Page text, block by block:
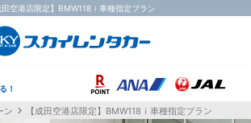
田空港店限定】BMW118ｉ車種指定プラン
！
ン 【成田空港店限定】BMW118ｉ車種指定プラン